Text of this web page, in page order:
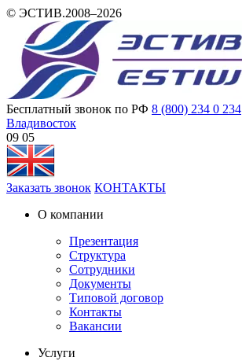
© ЭСТИВ.2008–2026
Бесплатный звонок по РФ 8 (800) 234 0 234
Владивосток
09 05
Заказать звонок КОНТАКТЫ
О компании
Презентация
Структура
Сотрудники
Документы
Типовой договор
Контакты
Вакансии
Услуги